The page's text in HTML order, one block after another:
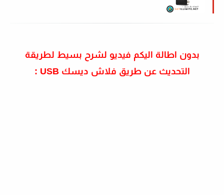
بدون اطالة اليكم فيديو لشرح بسيط لطريقة
التحديث عن طريق فلاش ديسك USB :